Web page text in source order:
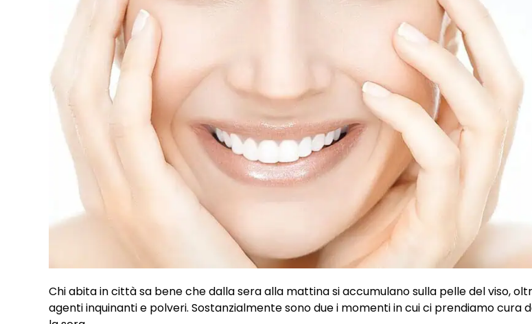
Chi abita in città sa bene che dalla sera alla mattina si accumulano sulla pelle del viso,
agenti inquinanti e polveri. Sostanzialmente sono due i momenti in cui ci prendiamo cura